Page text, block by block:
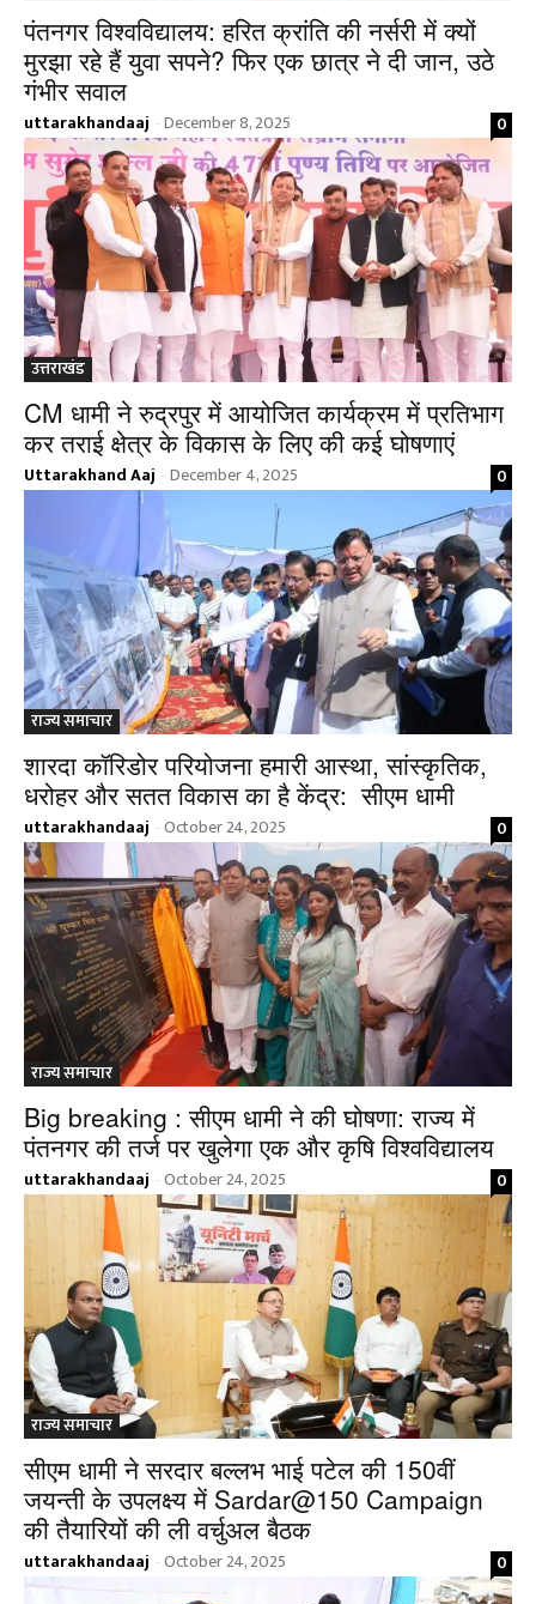
पंतनगर विश्वविद्यालय: हरित क्रांति की नर्सरी में क्यों
मुरझा रहे हैं युवा सपने? फिर एक छात्र ने दी जान, उठे
गंभीर सवाल
uttarakhandaaj - December 8, 2025 0
उत्तराखंड
CM धामी ने रुद्रपुर में आयोजित कार्यक्रम में प्रतिभाग
कर तराई क्षेत्र के विकास के लिए की कई घोषणाएं
Uttarakhand Aaj - December 4, 2025 0
राज्य समाचार
शारदा कॉरिडोर परियोजना हमारी आस्था, सांस्कृतिक,
धरोहर और सतत विकास का है केंद्र: सीएम धामी
uttarakhandaaj - October 24, 2025 0
राज्य समाचार
Big breaking : सीएम धामी ने की घोषणा: राज्य में
पंतनगर की तर्ज पर खुलेगा एक और कृषि विश्वविद्यालय
uttarakhandaaj - October 24, 2025 0
राज्य समाचार
सीएम धामी ने सरदार बल्लभ भाई पटेल की 150वीं
जयन्ती के उपलक्ष्य में Sardar@150 Campaign
की तैयारियों की ली वर्चुअल बैठक
uttarakhandaaj - October 24, 2025 0